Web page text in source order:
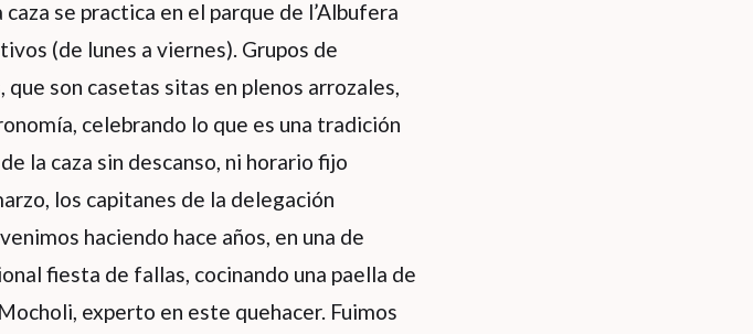
se practica en el parque de l’Albufera
(de lunes a viernes). Grupos de
son casetas sitas en plenos arrozales,
celebrando lo que es una tradición
la caza sin descanso, ni horario fijo
los capitanes de la delegación
haciendo hace años, en una de
fiesta de fallas, cocinando una paella de
experto en este quehacer. Fuimos